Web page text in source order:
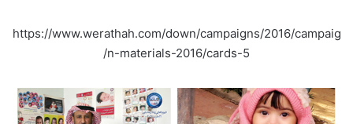
https://www.werathah.com/down/campaigns/2016/campaig
n-materials-2016/cards-5
/